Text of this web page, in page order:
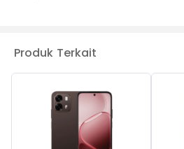
Produk Terkait